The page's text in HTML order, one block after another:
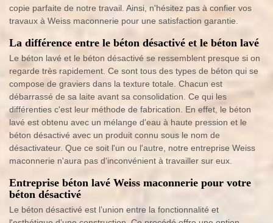
copie parfaite de notre travail. Ainsi, n'hésitez pas à confier vos
travaux à Weiss maconnerie pour une satisfaction garantie.
La différence entre le béton désactivé et le béton lavé
Le béton lavé et le béton désactivé se ressemblent presque si on
regarde très rapidement. Ce sont tous des types de béton qui se
compose de graviers dans la texture totale. Chacun est
débarrassé de sa laite avant sa consolidation. Ce qui les
différenties c'est leur méthode de fabrication. En effet, le béton
lavé est obtenu avec un mélange d'eau à haute pression et le
béton désactivé avec un produit connu sous le nom de
désactivateur. Que ce soit l'un ou l'autre, notre entreprise Weiss
maconnerie n'aura pas d'inconvénient à travailler sur eux.
Entreprise béton lavé Weiss maconnerie pour votre
béton désactivé
Le béton désactivé est l’union entre la fonctionnalité et